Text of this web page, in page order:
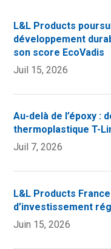
L&L Products
développement
son score EcoVadis
Juil 15, 2026
Au-delà de l’époxy :
thermoplastique T-
Juil 7, 2026
L&L Products
d’investissement
Juin 15, 2026